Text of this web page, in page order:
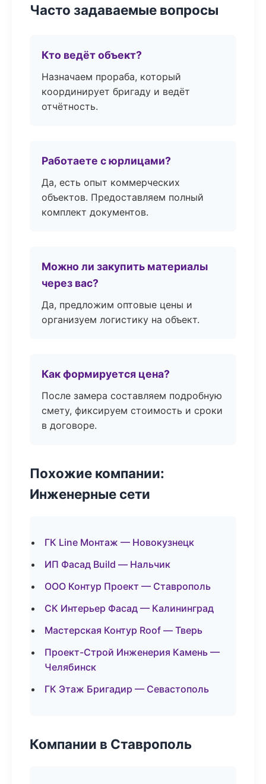
Часто задаваемые вопросы
Кто ведёт объект?
Назначаем прораба, который
координирует бригаду и ведёт
отчётность.
Работаете с юрлицами?
Да, есть опыт коммерческих
объектов. Предоставляем полный
комплект документов.
Можно ли закупить материалы
через вас?
Да, предложим оптовые цены и
организуем логистику на объект.
Как формируется цена?
После замера составляем подробную
смету, фиксируем стоимость и сроки
в договоре.
Похожие компании:
Инженерные сети
ГК Line Монтаж — Новокузнецк
ИП Фасад Build — Нальчик
ООО Контур Проект — Ставрополь
СК Интерьер Фасад — Калининград
Мастерская Контур Roof — Тверь
Проект-Строй Инженерия Камень —
Челябинск
ГК Этаж Бригадир — Севастополь
Компании в Ставрополь